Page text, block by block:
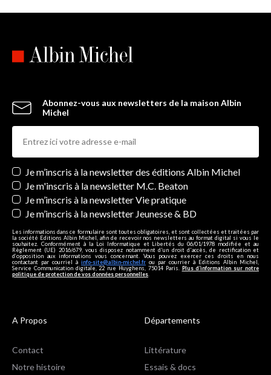
Abonnez-vous aux newsletters de la maison Albin
Michel
Newsletters
Je m’inscris à la newsletter des éditions Albin Michel
Je m'inscris à la newsletter M.C. Beaton
Je m’inscris à la newsletter Vie pratique
Je m’inscris à la newsletter Jeunesse & BD
Les informations dans ce formulaire sont toutes obligatoires, et sont collectées et traitées par
la société Editions Albin Michel, afin de recevoir nos newsletters au format digital si vous le
souhaitez. Conformément à la Loi Informatique et Libertés du 06/01/1978 modifiée et au
Règlement (UE) 2016/679, vous disposez notamment d'un droit d'accès, de rectification et
d’opposition aux informations vous concernant. Vous pouvez exercer ces droits en nous
contactant par courriel à info-site@albin-michel.fr ou par courrier à Editions Albin Michel,
Service Communication digitale, 22 rue Huyghens, 75014 Paris. Plus d’information sur notre
politique de protection de vos données personnelles
A Propos
Contact
Notre histoire
Départements
Littérature
Essais & docs